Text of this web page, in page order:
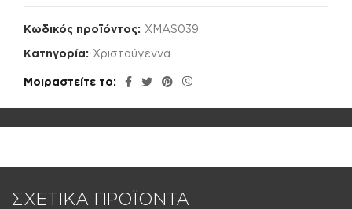
Κωδικός προϊόντος: XMAS039
Κατηγορία: Χριστούγεννα
Μοιραστείτε το
ΣΧΕΤΙΚΑ ΠΡΟΪΟΝΤΑ